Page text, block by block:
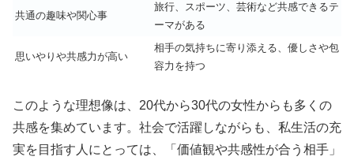
共通の趣味や関心事
旅行、スポーツ、芸術など共感できるテ
ーマがある
思いやりや共感力が高い
相手の気持ちに寄り添える、優しさや包
容力を持つ
このような理想像は、20代から30代の女性からも多くの
共感を集めています。社会で活躍しながらも、私生活の充
実を目指す人にとっては、「価値観や共感性が合う相手」